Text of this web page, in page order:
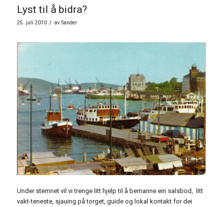
Lyst til å bidra?
25. juli 2010 / av Sander
Under stemnet vil vi trenge litt hjelp til å bemanne ein salsbod, litt
vakt-teneste, sjauing på torget, guide og lokal kontakt for dei